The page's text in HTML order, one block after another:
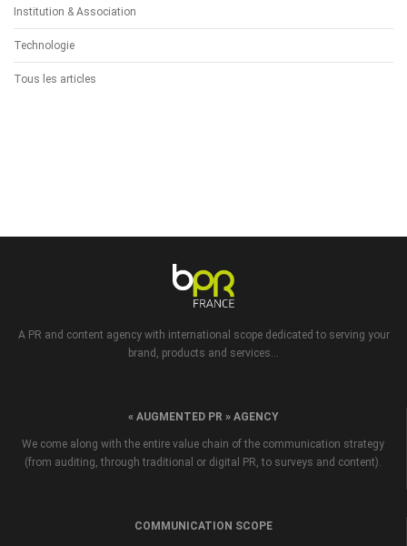
Institution & Association
Technologie
Tous les articles
A PR and content agency with international scope dedicated to serving your
brand, products and services...
« AUGMENTED PR » AGENCY
We come along with the entire value chain of the communication strategy
(from auditing, through traditional or digital PR, to surveys and content).
COMMUNICATION SCOPE